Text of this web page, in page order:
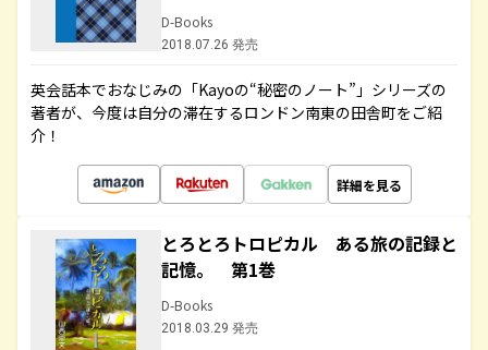
D-Books
2018.07.26 発売
英会話本でおなじみの「Kayoの“秘密のノート”」シリーズの
著者が、今度は自分の滞在するロンドン南東の田舎町をご紹
介！
詳細を見る
とろとろトロピカル ある旅の記録と
記憶。 第1巻
D-Books
2018.03.29 発売